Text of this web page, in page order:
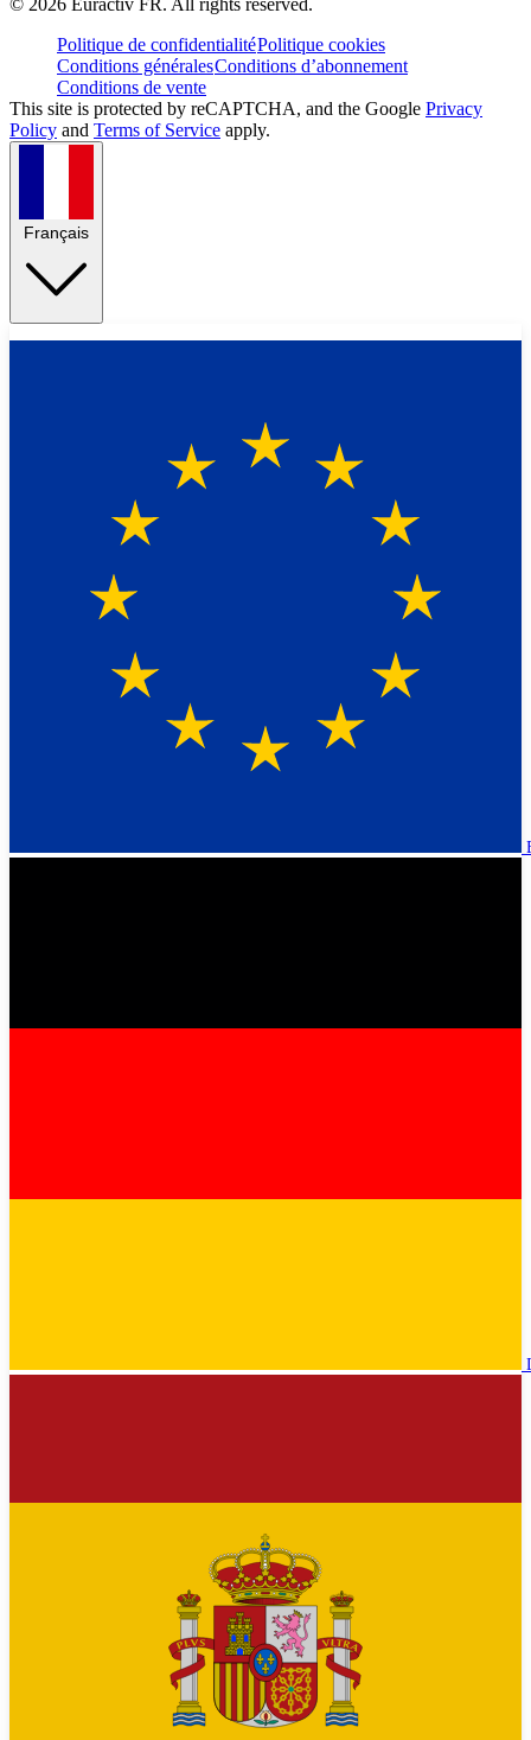
Politique de confidentialitéPolitique cookies
Conditions généralesConditions d’abonnement
Conditions de vente
This site is protected by reCAPTCHA, and the Google Privacy
Policy and Terms of Service apply.
Français